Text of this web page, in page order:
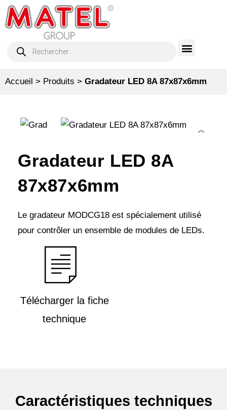
Accueil > Produits > Gradateur LED 8A 87x87x6mm
Gradateur LED 8A
87x87x6mm
Le gradateur MODCG18 est spécialement utilisé
pour contrôler un ensemble de modules de LEDs.
Télécharger la fiche
technique
Caractéristiques techniques